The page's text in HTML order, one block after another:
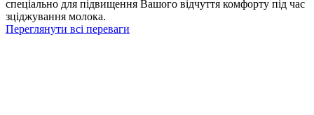
спеціально для підвищення Вашого відчуття комфорту під час
зціджування молока.
Переглянути всі переваги